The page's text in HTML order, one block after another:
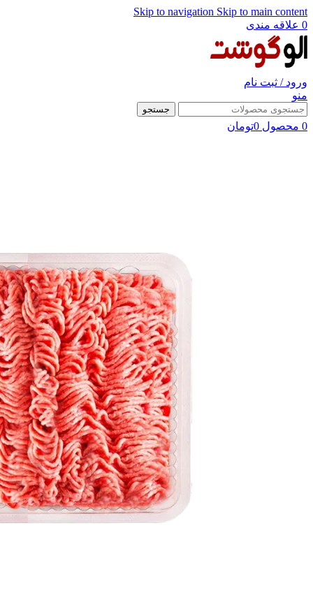
Skip to navigation Skip to main content
0 علاقه مندی
ورود / ثبت نام
منو
جستجو
0 محصول 0تومان